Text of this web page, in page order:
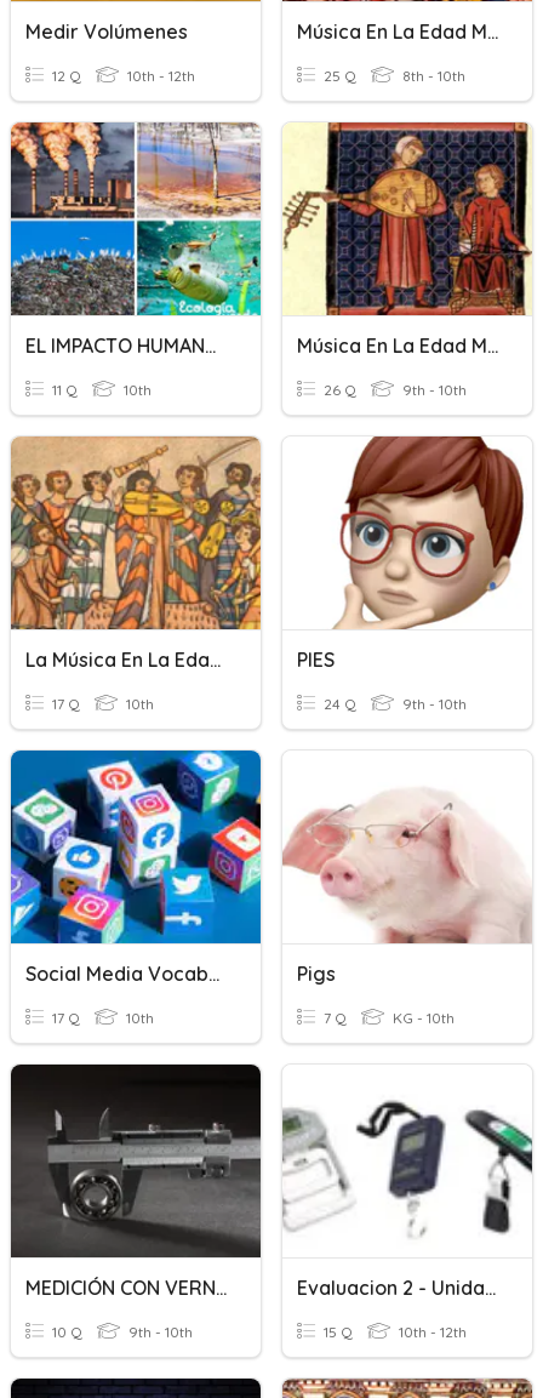
Medir Volúmenes
12 Q 10th - 12th
Música En La Edad Media
25 Q 8th - 10th
EL IMPACTO HUMANO EN EL MEDIO AMBIENTE.
11 Q 10th
Música En La Edad Media
26 Q 9th - 10th
La Música En La Edad Media (Div)
17 Q 10th
PIES
24 Q 9th - 10th
Social Media Vocabulary
17 Q 10th
Pigs
7 Q KG - 10th
MEDICIÓN CON VERNIER
10 Q 9th - 10th
Evaluacion 2 - Unidades Y Conversiones
15 Q 10th - 12th